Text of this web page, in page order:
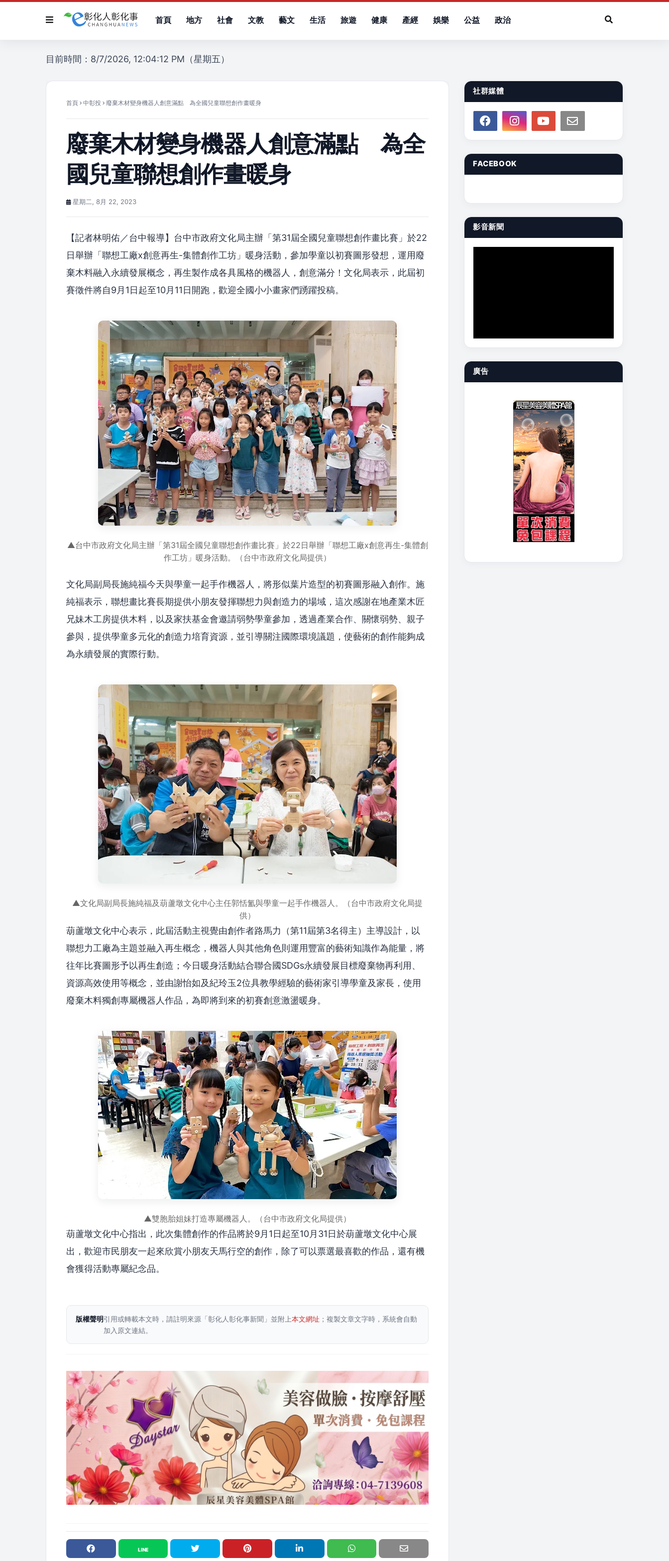
首頁 地方 社會 文教 藝文 生活 旅遊 健康 產經 娛樂 公益 政治
目前時間：8/7/2026, 12:04:12 PM（星期五）
首頁 中彰投 廢棄木材變身機器人創意滿點 為全國兒童聯想創作畫暖身
廢棄木材變身機器人創意滿點 為全
國兒童聯想創作畫暖身
星期二, 8月 22, 2023
【記者林明佑／台中報導】台中市政府文化局主辦「第31屆全國兒童聯想創作畫比賽」於22
日舉辦「聯想工廠x創意再生-集體創作工坊」暖身活動，參加學童以初賽圖形發想，運用廢
棄木料融入永續發展概念，再生製作成各具風格的機器人，創意滿分！文化局表示，此屆初
賽徵件將自9月1日起至10月11日開跑，歡迎全國小小畫家們踴躍投稿。
▲台中市政府文化局主辦「第31屆全國兒童聯想創作畫比賽」於22日舉辦「聯想工廠x創意再生-集體創
作工坊」暖身活動。（台中市政府文化局提供）
文化局副局長施純福今天與學童一起手作機器人，將形似葉片造型的初賽圖形融入創作。施
純福表示，聯想畫比賽長期提供小朋友發揮聯想力與創造力的場域，這次感謝在地產業木匠
兄妹木工房提供木料，以及家扶基金會邀請弱勢學童參加，透過產業合作、關懷弱勢、親子
參與，提供學童多元化的創造力培育資源，並引導關注國際環境議題，使藝術的創作能夠成
為永續發展的實際行動。
▲文化局副局長施純福及葫蘆墩文化中心主任郭恬氳與學童一起手作機器人。（台中市政府文化局提
供）
葫蘆墩文化中心表示，此屆活動主視覺由創作者路馬力（第11屆第3名得主）主導設計，以
聯想力工廠為主題並融入再生概念，機器人與其他角色則運用豐富的藝術知識作為能量，將
往年比賽圖形予以再生創造；今日暖身活動結合聯合國SDGs永續發展目標廢棄物再利用、
資源高效使用等概念，並由謝怡如及紀玲玉2位具教學經驗的藝術家引導學童及家長，使用
廢棄木料獨創專屬機器人作品，為即將到來的初賽創意激盪暖身。
▲雙胞胎姐妹打造專屬機器人。（台中市政府文化局提供）
葫蘆墩文化中心指出，此次集體創作的作品將於9月1日起至10月31日於葫蘆墩文化中心展
出，歡迎市民朋友一起來欣賞小朋友天馬行空的創作，除了可以票選最喜歡的作品，還有機
會獲得活動專屬紀念品。
版權聲明引用或轉載本文時，請註明來源「彰化人彰化事新聞」並附上本文網址 ；複製文章文字時，系統會自動
加入原文連結。
社群媒體
FACEBOOK
影音新聞
廣告